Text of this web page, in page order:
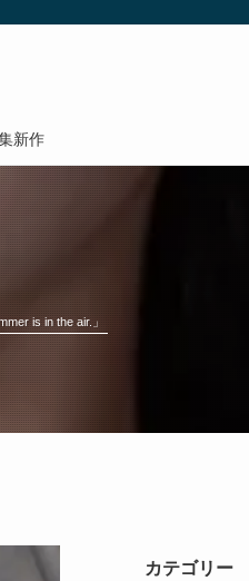
新作
is in the air.」
カテゴリー